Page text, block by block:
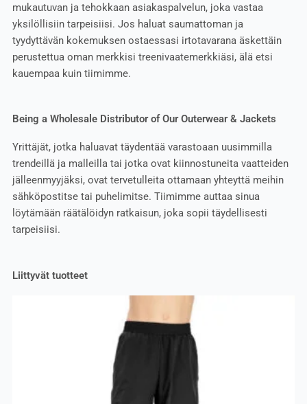
mukautuvan ja tehokkaan asiakaspalvelun, joka vastaa
yksilöllisiin tarpeisiisi. Jos haluat saumattoman ja
tyydyttävän kokemuksen ostaessasi irtotavarana äskettäin
perustettua oman merkkisi treenivaatemerkkiäsi, älä etsi
kauempaa kuin tiimimme.
Being a Wholesale Distributor of Our Outerwear & Jackets
Yrittäjät, jotka haluavat täydentää varastoaan uusimmilla
trendeillä ja malleilla tai jotka ovat kiinnostuneita vaatteiden
jälleenmyyjäksi, ovat tervetulleita ottamaan yhteyttä meihin
sähköpostitse tai puhelimitse. Tiimimme auttaa sinua
löytämään räätälöidyn ratkaisun, joka sopii täydellisesti
tarpeisiisi.
Liittyvät tuotteet